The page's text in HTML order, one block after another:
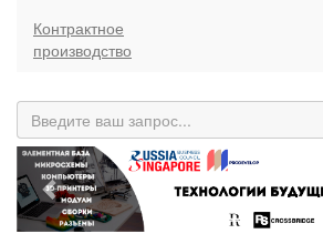
Контрактное
производство
Previous